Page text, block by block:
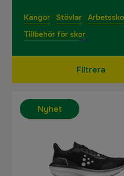
Kängor Stövlar
Tillbehör för skor
Filtrera
Nyhet